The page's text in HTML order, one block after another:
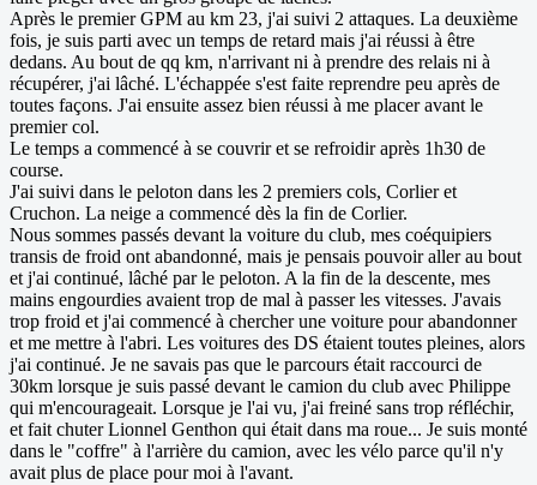
Après le premier GPM au km 23, j'ai suivi 2 attaques. La deuxième
fois, je suis parti avec un temps de retard mais j'ai réussi à être
dedans. Au bout de qq km, n'arrivant ni à prendre des relais ni à
récupérer, j'ai lâché. L'échappée s'est faite reprendre peu après de
toutes façons. J'ai ensuite assez bien réussi à me placer avant le
premier col.
Le temps a commencé à se couvrir et se refroidir après 1h30 de
course.
J'ai suivi dans le peloton dans les 2 premiers cols, Corlier et
Cruchon. La neige a commencé dès la fin de Corlier.
Nous sommes passés devant la voiture du club, mes coéquipiers
transis de froid ont abandonné, mais je pensais pouvoir aller au bout
et j'ai continué, lâché par le peloton. A la fin de la descente, mes
mains engourdies avaient trop de mal à passer les vitesses. J'avais
trop froid et j'ai commencé à chercher une voiture pour abandonner
et me mettre à l'abri. Les voitures des DS étaient toutes pleines, alors
j'ai continué. Je ne savais pas que le parcours était raccourci de
30km lorsque je suis passé devant le camion du club avec Philippe
qui m'encourageait. Lorsque je l'ai vu, j'ai freiné sans trop réfléchir,
et fait chuter Lionnel Genthon qui était dans ma roue... Je suis monté
dans le "coffre" à l'arrière du camion, avec les vélo parce qu'il n'y
avait plus de place pour moi à l'avant.